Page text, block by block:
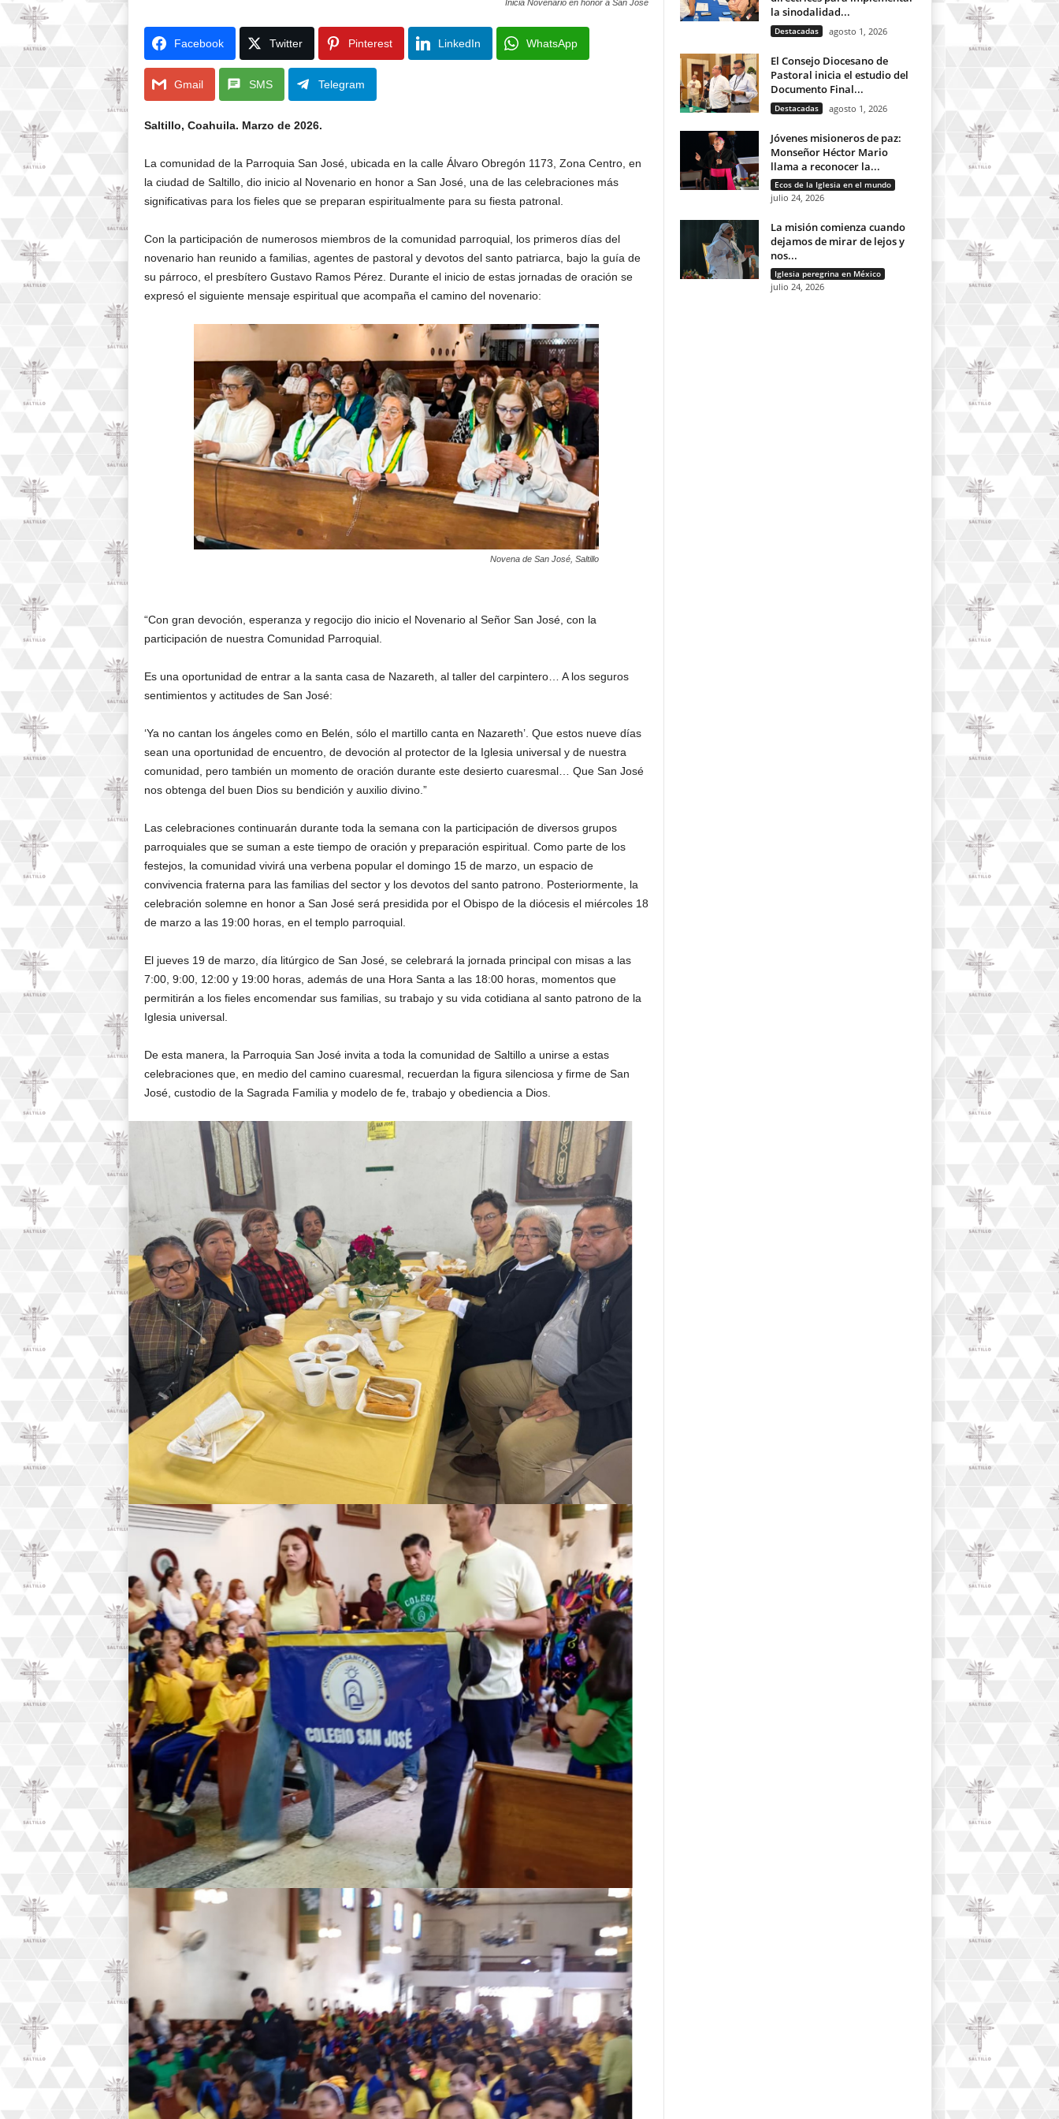
Inicia Novenario en honor a San José
Facebook Twitter Pinterest LinkedIn WhatsApp
Gmail SMS Telegram
Saltillo, Coahuila. Marzo de 2026.
La comunidad de la Parroquia San José, ubicada en la calle Álvaro Obregón 1173, Zona Centro, en
la ciudad de Saltillo, dio inicio al Novenario en honor a San José, una de las celebraciones más
significativas para los fieles que se preparan espiritualmente para su fiesta patronal.
Con la participación de numerosos miembros de la comunidad parroquial, los primeros días del
novenario han reunido a familias, agentes de pastoral y devotos del santo patriarca, bajo la guía de
su párroco, el presbítero Gustavo Ramos Pérez. Durante el inicio de estas jornadas de oración se
expresó el siguiente mensaje espiritual que acompaña el camino del novenario:
Novena de San José, Saltillo
“Con gran devoción, esperanza y regocijo dio inicio el Novenario al Señor San José, con la
participación de nuestra Comunidad Parroquial.
Es una oportunidad de entrar a la santa casa de Nazareth, al taller del carpintero… A los seguros
sentimientos y actitudes de San José:
‘Ya no cantan los ángeles como en Belén, sólo el martillo canta en Nazareth’. Que estos nueve días
sean una oportunidad de encuentro, de devoción al protector de la Iglesia universal y de nuestra
comunidad, pero también un momento de oración durante este desierto cuaresmal… Que San José
nos obtenga del buen Dios su bendición y auxilio divino.”
Las celebraciones continuarán durante toda la semana con la participación de diversos grupos
parroquiales que se suman a este tiempo de oración y preparación espiritual. Como parte de los
festejos, la comunidad vivirá una verbena popular el domingo 15 de marzo, un espacio de
convivencia fraterna para las familias del sector y los devotos del santo patrono. Posteriormente, la
celebración solemne en honor a San José será presidida por el Obispo de la diócesis el miércoles 18
de marzo a las 19:00 horas, en el templo parroquial.
El jueves 19 de marzo, día litúrgico de San José, se celebrará la jornada principal con misas a las
7:00, 9:00, 12:00 y 19:00 horas, además de una Hora Santa a las 18:00 horas, momentos que
permitirán a los fieles encomendar sus familias, su trabajo y su vida cotidiana al santo patrono de la
Iglesia universal.
De esta manera, la Parroquia San José invita a toda la comunidad de Saltillo a unirse a estas
celebraciones que, en medio del camino cuaresmal, recuerdan la figura silenciosa y firme de San
José, custodio de la Sagrada Familia y modelo de fe, trabajo y obediencia a Dios.
la sinodalidad...
Destacadas agosto 1, 2026
El Consejo Diocesano de
Pastoral inicia el estudio del
Documento Final...
Destacadas agosto 1, 2026
Jóvenes misioneros de paz:
Monseñor Héctor Mario
llama a reconocer la...
Ecos de la Iglesia en el mundo
julio 24, 2026
La misión comienza cuando
dejamos de mirar de lejos y
nos...
Iglesia peregrina en México
julio 24, 2026